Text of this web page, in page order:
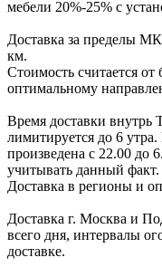
мебели 20%-25% с
Доставка за пределы
км.
Стоимость считается
оптимальному
Время доставки внутрь
лимитируется до 6
произведена с 22.00 до
учитывать данный факт.
Доставка в регионы и
Доставка г. Москва и
всего дня, интервалы
доставке.